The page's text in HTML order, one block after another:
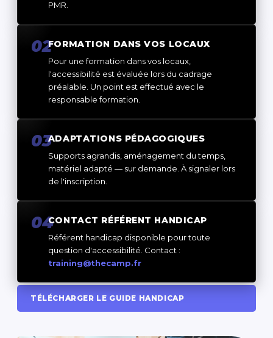
PMR.
02FORMATION DANS VOS LOCAUX
Pour une formation dans vos locaux,
l'accessibilité est évaluée lors du cadrage
préalable. Un point est effectué avec le
responsable formation.
03ADAPTATIONS PÉDAGOGIQUES
Supports agrandis, aménagement du temps,
matériel adapté — sur demande. À signaler lors
de l'inscription.
04CONTACT RÉFÉRENT HANDICAP
Référent handicap disponible pour toute
question d'accessibilité. Contact :
training@thecamp.fr
TÉLÉCHARGER LE GUIDE HANDICAP